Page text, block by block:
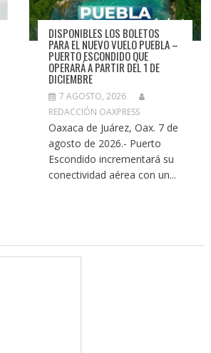
DISPONIBLES LOS BOLETOS
PARA EL NUEVO VUELO PUEBLA –
PUERTO ESCONDIDO QUE
OPERARÁ A PARTIR DEL 1 DE
DICIEMBRE
7 AGOSTO, 2026
REDACCIÓN OAXPRESS
Oaxaca de Juárez, Oax. 7 de
agosto de 2026.- Puerto
Escondido incrementará su
conectividad aérea con un...